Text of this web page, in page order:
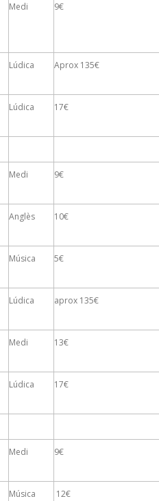
Medi 9€
Lúdica Aprox 135€
Lúdica 17€
Medi 9€
Anglès 10€
Música 5€
Lúdica aprox 135€
Medi 13€
Lúdica 17€
Medi 9€
Música 12€